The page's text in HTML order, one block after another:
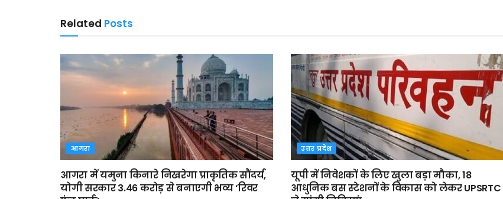
Related Posts
आगरा
आगरा में यमुना किनारे निखरेगा प्राकृतिक सौंदर्य,
योगी सरकार 3.46 करोड़ से बनाएगी भव्य ‘रिवर
उत्तर प्रदेश
यूपी में निवेशकों के लिए खुला बड़ा मौका, 18
आधुनिक बस स्टेशनों के विकास को लेकर UPSRTC